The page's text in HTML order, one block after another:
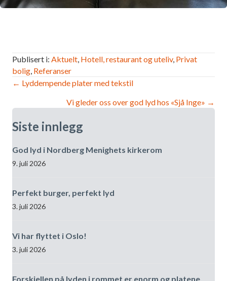
Publisert i: Aktuelt, Hotell, restaurant og uteliv, Privat
bolig, Referanser
Innleggsnavigasjon
← Lyddempende plater med tekstil
Vi gleder oss over god lyd hos «Sjå Inge» →
Siste innlegg
God lyd i Nordberg Menighets kirkerom
9. juli 2026
Perfekt burger, perfekt lyd
3. juli 2026
Vi har flyttet i Oslo!
3. juli 2026
Forskjellen på lyden i rommet er enorm og platene